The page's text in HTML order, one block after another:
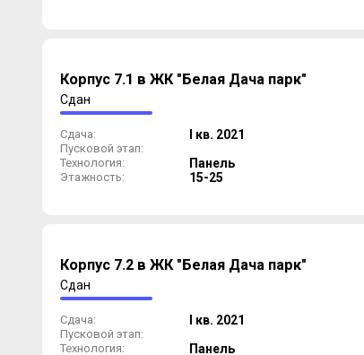
Корпус 7.1 в ЖК "Белая Дача парк"
Сдан
Сдача: I кв. 2021
Пусковой этап:
Технология:
Панель
Этажность: 15-25
Корпус 7.2 в ЖК "Белая Дача парк"
Сдан
Сдача: I кв. 2021
Пусковой этап:
Технология:
Панель